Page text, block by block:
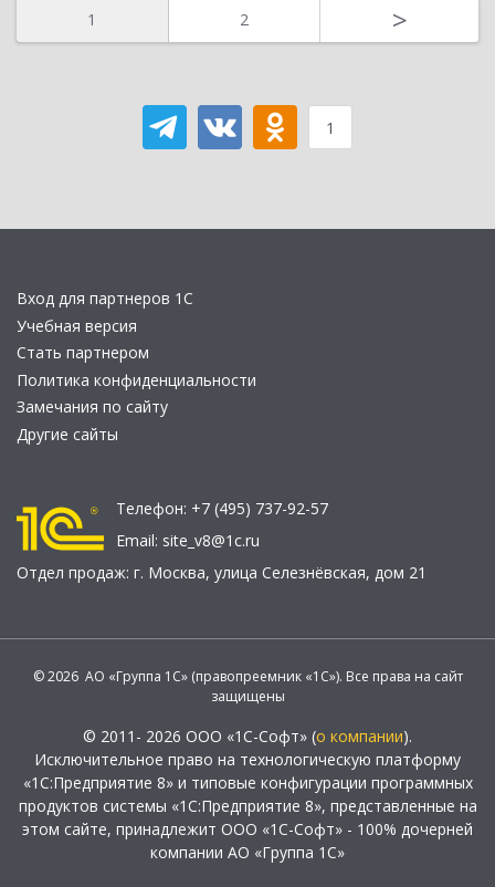
1 2 >
1
Вход для партнеров 1С
Учебная версия
Стать партнером
Политика конфиденциальности
Замечания по сайту
Другие сайты
Телефон: +7 (495) 737-92-57
Email: site_v8@1c.ru
Отдел продаж: г. Москва, улица Селезнёвская, дом 21
© 2026 АО «Группа 1С» (правопреемник «1С»). Все права на сайт
защищены
© 2011- 2026 ООО «1С-Софт» (о компании).
Исключительное право на технологическую платформу
«1С:Предприятие 8» и типовые конфигурации программных
продуктов системы «1С:Предприятие 8», представленные на
этом сайте, принадлежит ООО «1С-Софт» - 100% дочерней
компании АО «Группа 1С»